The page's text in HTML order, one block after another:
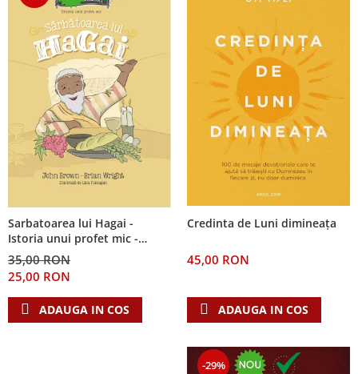
Sarbatoarea lui Hagai -
Istoria unui profet mic -
Seria: Cei 12 cutezatori
35,00 RON
25,00 RON
ADAUGA IN COS
Credinta de Luni dimineața
45,00 RON
ADAUGA IN COS
-29%